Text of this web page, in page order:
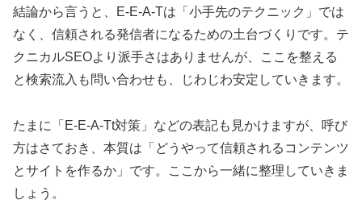
結論から言うと、E-E-A-Tは「小手先のテクニック」では
なく、信頼される発信者になるための土台づくりです。テ
クニカルSEOより派手さはありませんが、ここを整える
と検索流入も問い合わせも、じわじわ安定していきます。
たまに「E-E-A-Tt対策」などの表記も見かけますが、呼び
方はさておき、本質は「どうやって信頼されるコンテンツ
とサイトを作るか」です。ここから一緒に整理していきま
しょう。